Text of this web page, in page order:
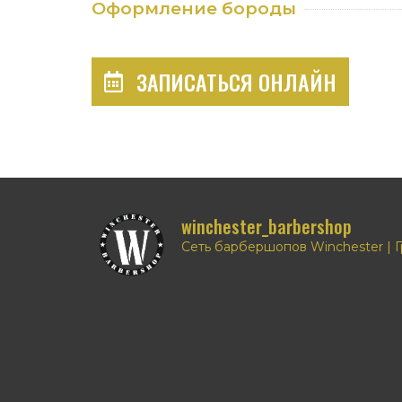
Оформление бороды
ЗАПИСАТЬСЯ ОНЛАЙН
winchester_barbershop
Сеть барбершопов Winchester |